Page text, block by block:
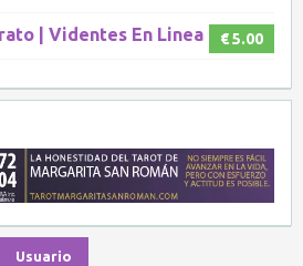
€ 5.00
| Videntes En Linea
Usuario